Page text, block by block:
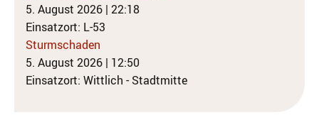
5. August 2026 | 22:18
Einsatzort: L-53
Sturmschaden
5. August 2026 | 12:50
Einsatzort: Wittlich - Stadtmitte